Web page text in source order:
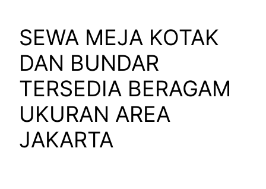
SEWA MEJA KOTAK
DAN BUNDAR
TERSEDIA BERAGAM
UKURAN AREA
JAKARTA